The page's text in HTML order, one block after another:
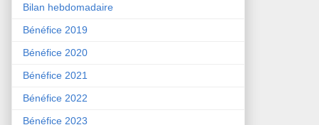
Bilan hebdomadaire
Bénéfice 2019
Bénéfice 2020
Bénéfice 2021
Bénéfice 2022
Bénéfice 2023